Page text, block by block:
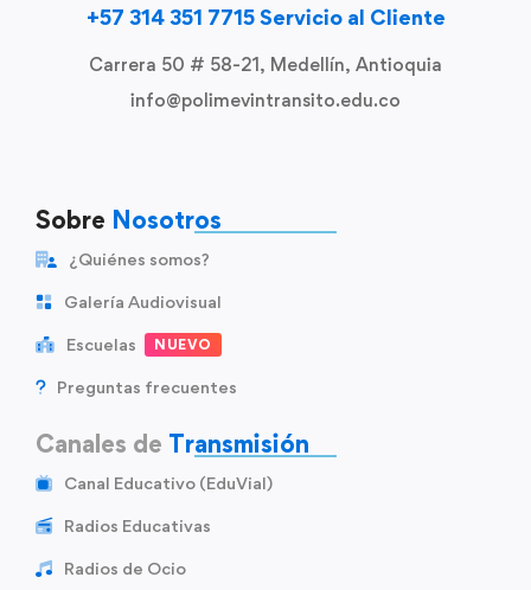
+57 314 351 7715 Servicio al Cliente
Carrera 50 # 58-21, Medellín, Antioquia
info@polimevintransito.edu.co
Sobre Nosotros
¿Quiénes somos?
Galería Audiovisual
Escuelas NUEVO
Preguntas frecuentes
Canales de Transmisión
Canal Educativo (EduVial)
Radios Educativas
Radios de Ocio